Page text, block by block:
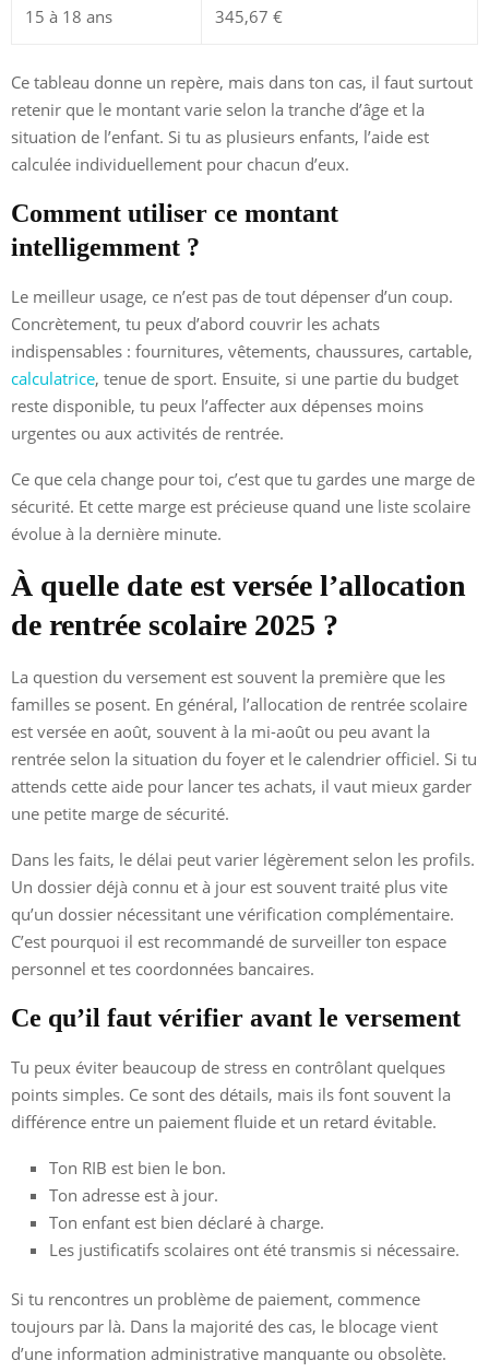
15 à 18 ans 345,67 €
Ce tableau donne un repère, mais dans ton cas, il faut surtout
retenir que le montant varie selon la tranche d’âge et la
situation de l’enfant. Si tu as plusieurs enfants, l’aide est
calculée individuellement pour chacun d’eux.
Comment utiliser ce montant
intelligemment ?
Le meilleur usage, ce n’est pas de tout dépenser d’un coup.
Concrètement, tu peux d’abord couvrir les achats
indispensables : fournitures, vêtements, chaussures, cartable,
calculatrice, tenue de sport. Ensuite, si une partie du budget
reste disponible, tu peux l’affecter aux dépenses moins
urgentes ou aux activités de rentrée.
Ce que cela change pour toi, c’est que tu gardes une marge de
sécurité. Et cette marge est précieuse quand une liste scolaire
évolue à la dernière minute.
À quelle date est versée l’allocation
de rentrée scolaire 2025 ?
La question du versement est souvent la première que les
familles se posent. En général, l’allocation de rentrée scolaire
est versée en août, souvent à la mi-août ou peu avant la
rentrée selon la situation du foyer et le calendrier officiel. Si tu
attends cette aide pour lancer tes achats, il vaut mieux garder
une petite marge de sécurité.
Dans les faits, le délai peut varier légèrement selon les profils.
Un dossier déjà connu et à jour est souvent traité plus vite
qu’un dossier nécessitant une vérification complémentaire.
C’est pourquoi il est recommandé de surveiller ton espace
personnel et tes coordonnées bancaires.
Ce qu’il faut vérifier avant le versement
Tu peux éviter beaucoup de stress en contrôlant quelques
points simples. Ce sont des détails, mais ils font souvent la
différence entre un paiement fluide et un retard évitable.
Ton RIB est bien le bon.
Ton adresse est à jour.
Ton enfant est bien déclaré à charge.
Les justificatifs scolaires ont été transmis si nécessaire.
Si tu rencontres un problème de paiement, commence
toujours par là. Dans la majorité des cas, le blocage vient
d’une information administrative manquante ou obsolète.